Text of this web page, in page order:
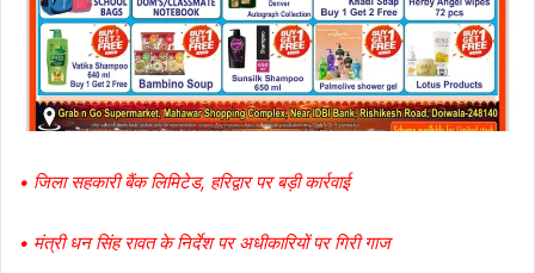
• जिला सहकारी बैंक लिमिटेड, हरिद्वार पर बड़ी कार्रवाई
• मंत्री धन सिंह रावत के निर्देश पर अधीकारियों पर गिरी गाज